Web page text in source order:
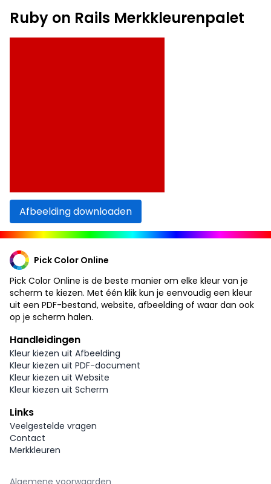
Ruby on Rails Merkkleurenpalet
Afbeelding downloaden
Pick Color Online
Pick Color Online is de beste manier om elke kleur van je
scherm te kiezen. Met één klik kun je eenvoudig een kleur
uit een PDF-bestand, website, afbeelding of waar dan ook
op je scherm halen.
Handleidingen
Kleur kiezen uit Afbeelding
Kleur kiezen uit PDF-document
Kleur kiezen uit Website
Kleur kiezen uit Scherm
Links
Veelgestelde vragen
Contact
Merkkleuren
Algemene voorwaarden